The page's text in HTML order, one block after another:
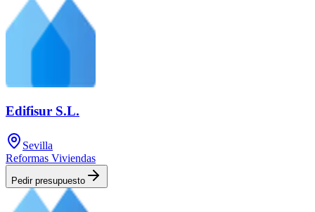
Edifisur S.L.
Sevilla
Reformas Viviendas
Pedir presupuesto